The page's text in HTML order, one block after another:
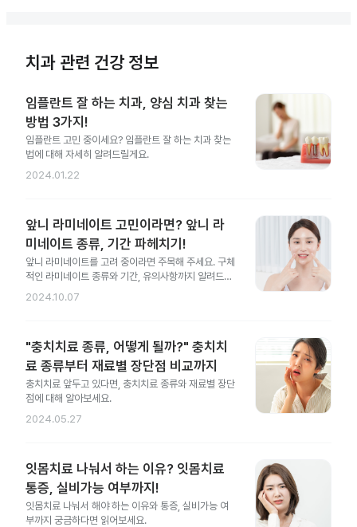
치과 관련 건강 정보
임플란트 잘 하는 치과, 양심 치과 찾는
방법 3가지!
임플란트 고민 중이세요? 임플란트 잘 하는 치과 찾는
법에 대해 자세히 알려드릴게요.
2024.01.22
앞니 라미네이트 고민이라면? 앞니 라
미네이트 종류, 기간 파헤치기!
앞니 라미네이트를 고려 중이라면 주목해 주세요. 구체
적인 라미네이트 종류와 기간, 유의사항까지 알려드릴
게요.
2024.10.07
"충치치료 종류, 어떻게 될까?" 충치치
료 종류부터 재료별 장단점 비교까지
충치치료 앞두고 있다면, 충치치료 종류와 재료별 장단
점에 대해 알아보세요.
2024.05.27
잇몸치료 나눠서 하는 이유? 잇몸치료
통증, 실비가능 여부까지!
잇몸치료 나눠서 해야 하는 이유와 통증, 실비가능 여
부까지 궁금하다면 읽어보세요.